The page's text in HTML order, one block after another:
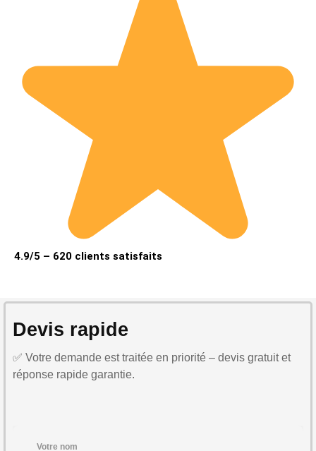
4.9/5 – 620 clients satisfaits
Devis rapide
✅ Votre demande est traitée en priorité – devis gratuit et
réponse rapide garantie.
Votre nom